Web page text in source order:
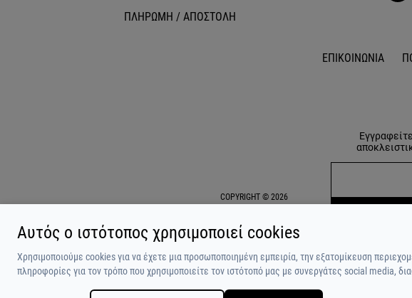
ΠΛΗΡΩΜΗ / ΑΠΟΣΤΟΛΗ
ΕΠΙΚΟΙΝΩΝΙΑ
COPYRIGHT © 2026
Αυτός ο ιστότοπος χρησιμοποιεί cookies
Χρησιμοποιούμε cookies για να έχετε μια προσωποποιημένη εμπειρία, την εξατομίκευση
πληροφορίες για τον τρόπο που χρησιμοποιείτε τον ιστότοπό μας με συνεργάτες social media,